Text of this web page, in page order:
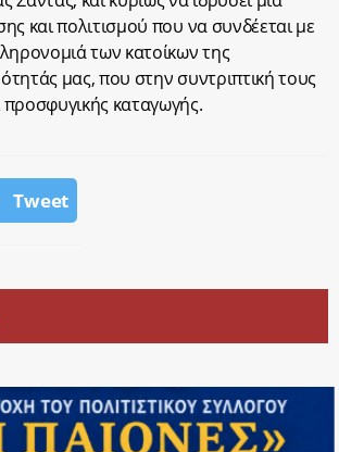
και πολιτισμού που να συνδέεται με
των κατοίκων της
μας, που στην συντριπτική τους
προσφυγικής καταγωγής.
Tweet